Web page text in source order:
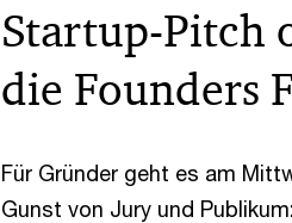
Startup-Pitch
die Founders
Für Gründer geht es am
Gunst von Jury und